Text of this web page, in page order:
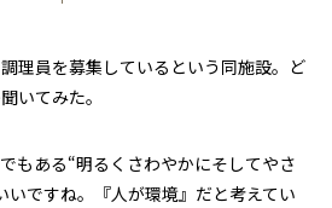
理員を募集しているという同施設。ど
いてみた。
もある“明るくさわやかにそしてやさ
いですね。『人が環境』だと考えてい